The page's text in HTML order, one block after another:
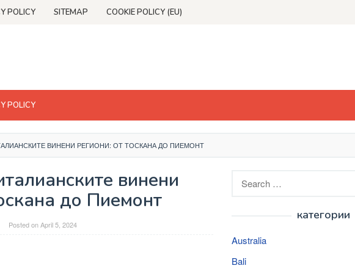
POLICY SITEMAP COOKIE POLICY (EU)
POLICY
ВИНЕНИ РЕГИОНИ: ОТ ТОСКАНА ДО ПИЕМОНТ
винени
до Пиемонт
Posted onApril 5, 2024
категории
Australia
Bali